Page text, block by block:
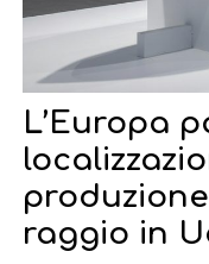
L’Europa
raggio in